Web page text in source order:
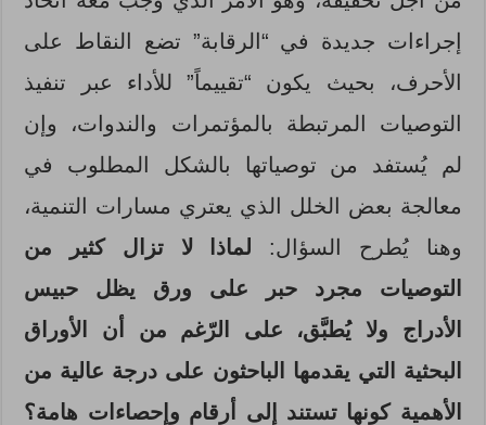
إجراءات جديدة في “الرقابة” تضع النقاط على
الأحرف، بحيث يكون “تقييماً” للأداء عبر تنفيذ
التوصيات المرتبطة بالمؤتمرات والندوات، وإن
لم يُستفد من توصياتها بالشكل المطلوب في
معالجة بعض الخلل الذي يعتري مسارات التنمية،
وهنا يُطرح السؤال: لماذا لا تزال كثير من
التوصيات مجرد حبر على ورق يظل حبيس
الأدراج ولا يُطبَّق، على الرّغم من أن الأوراق
البحثية التي يقدمها الباحثون على درجة عالية من
الأهمية كونها تستند إلى أرقام وإحصاءات هامة؟